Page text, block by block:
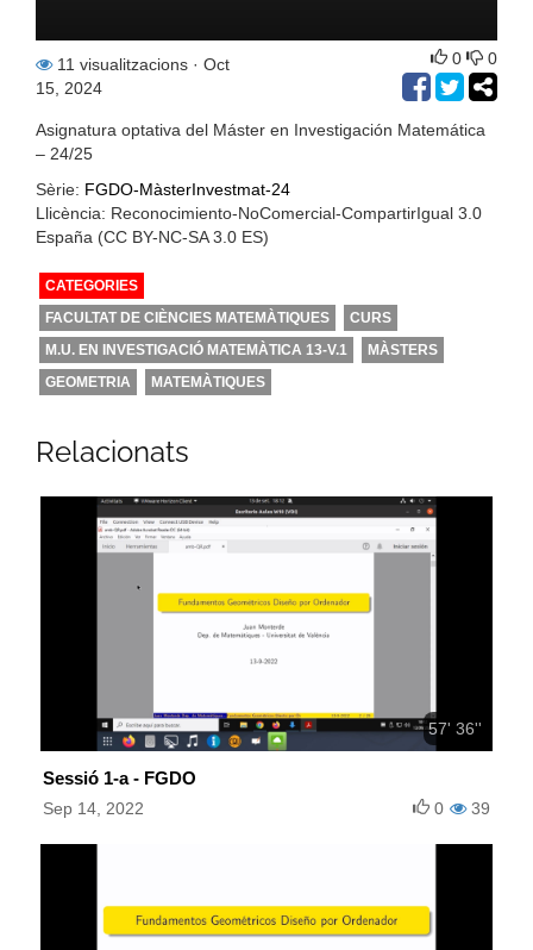
11 visualitzacions · Oct
15, 2024
0 0
Asignatura optativa del Máster en Investigación Matemática
– 24/25
Sèrie: FGDO-MàsterInvestmat-24
Llicència: Reconocimiento-NoComercial-CompartirIgual 3.0
España (CC BY-NC-SA 3.0 ES)
CATEGORIES
FACULTAT DE CIÈNCIES MATEMÀTIQUES
CURS
M.U. EN INVESTIGACIÓ MATEMÀTICA 13-V.1
MÀSTERS
GEOMETRIA
MATEMÀTIQUES
Relacionats
57' 36''
Sessió 1-a - FGDO
Sep 14, 2022 39
0